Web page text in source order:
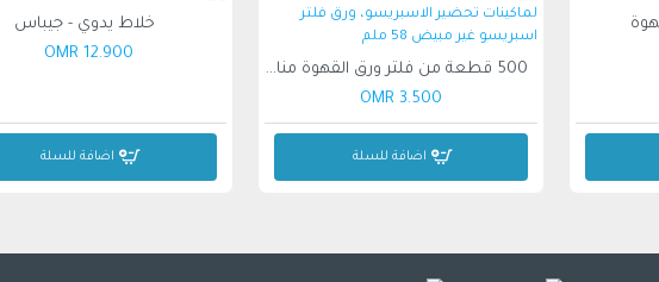
500 قطعة من فلتر ورق القهوة مناسب لماكينات تحضير الاسبريسو، ورق فلتر اسبريسو غير مبيض 58 ملم
3.500 OMR
اضافة للسلة
خلاط يدوي - جيباس
12.900 OMR
اضافة للسلة